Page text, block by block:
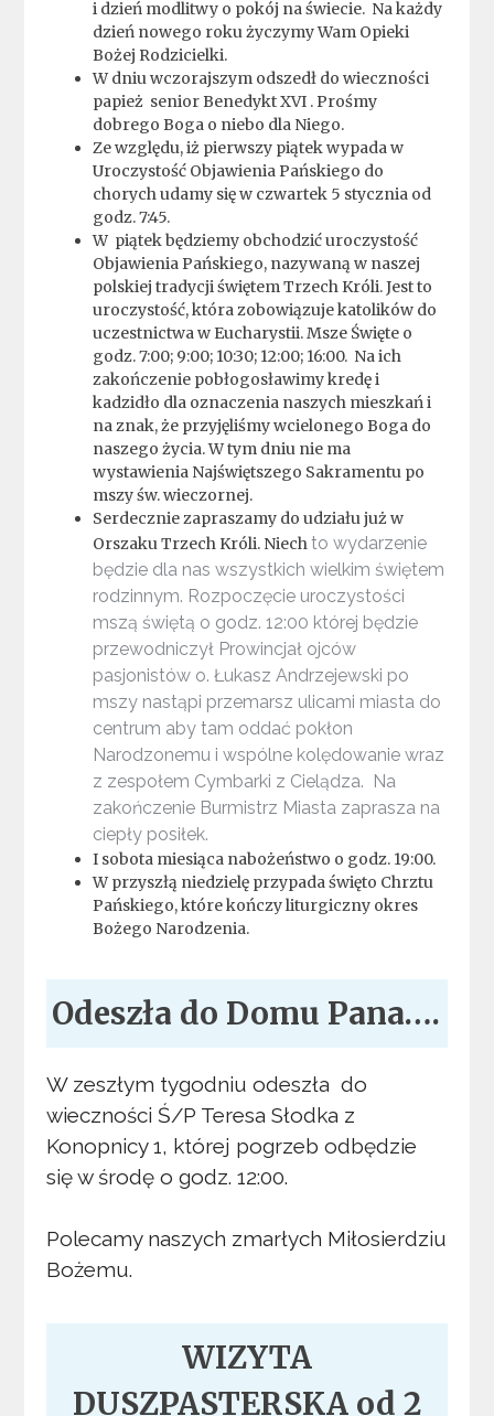
i dzień modlitwy o pokój na świecie. Na każdy
dzień nowego roku życzymy Wam Opieki
Bożej Rodzicielki.
W dniu wczorajszym odszedł do wieczności
papież senior Benedykt XVI . Prośmy
dobrego Boga o niebo dla Niego.
Ze względu, iż pierwszy piątek wypada w
Uroczystość Objawienia Pańskiego do
chorych udamy się w czwartek 5 stycznia od
godz. 7:45.
W piątek będziemy obchodzić uroczystość
Objawienia Pańskiego, nazywaną w naszej
polskiej tradycji świętem Trzech Króli. Jest to
uroczystość, która zobowiązuje katolików do
uczestnictwa w Eucharystii. Msze Święte o
godz. 7:00; 9:00; 10:30; 12:00; 16:00. Na ich
zakończenie pobłogosławimy kredę i
kadzidło dla oznaczenia naszych mieszkań i
na znak, że przyjęliśmy wcielonego Boga do
naszego życia. W tym dniu nie ma
wystawienia Najświętszego Sakramentu po
mszy św. wieczornej.
Serdecznie zapraszamy do udziału już w
Orszaku Trzech Króli. Niechto wydarzenie
będzie dla nas wszystkich wielkim świętem
rodzinnym. Rozpoczęcie uroczystości
mszą świętą o godz. 12:00 której będzie
przewodniczył Prowincjał ojców
pasjonistów o. Łukasz Andrzejewski po
mszy nastąpi przemarsz ulicami miasta do
centrum aby tam oddać pokłon
Narodzonemu i wspólne kolędowanie wraz
z zespołem Cymbarki z Cielądza. Na
zakończenie Burmistrz Miasta zaprasza na
ciepły posiłek.
I sobota miesiąca nabożeństwo o godz. 19:00.
W przyszłą niedzielę przypada święto Chrztu
Pańskiego, które kończy liturgiczny okres
Bożego Narodzenia.
Odeszła do Domu Pana….
W zeszłym tygodniu odeszła do
wieczności Ś/P Teresa Słodka z
Konopnicy 1, której pogrzeb odbędzie
się w środę o godz. 12:00.
Polecamy naszych zmarłych Miłosierdziu
Bożemu.
WIZYTA
DUSZPASTERSKA od 2